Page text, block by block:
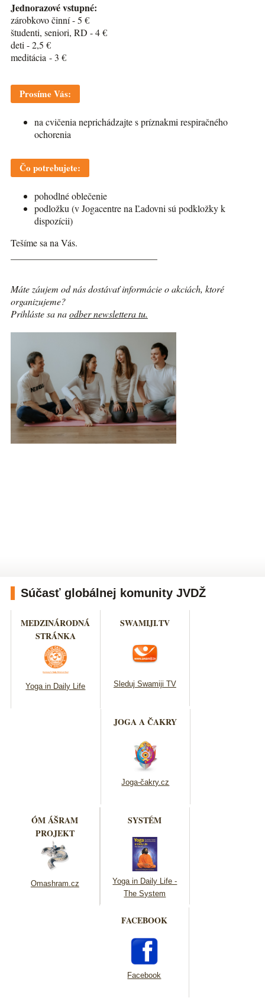
Jednorazové vstupné:
zárobkovo činní - 5 €
študenti, seniori, RD - 4 €
deti - 2,5 €
meditácia - 3 €
Prosíme Vás:
na cvičenia neprichádzajte s príznakmi respiračného
ochorenia
Čo potrebujete:
pohodlné oblečenie
podložku (v Jogacentre na Ľadovni sú podkložky k
dispozícii)
Tešíme sa na Vás.
Máte záujem od nás dostávať informácie o akciách, ktoré
organizujeme?
Prihláste sa naodber newslettera tu.
Súčasť globálnej komunity JVDŽ
MEDZINÁRODNÁ
STRÁNKA
Yoga in Daily Life
SWAMIJI.TV
Sleduj Swamiji TV
JOGA A ČAKRY
Joga-čakry.cz
ÓM ÁŠRAM
PROJEKT
Omashram.cz
SYSTÉM
Yoga in Daily Life -
The System
FACEBOOK
Facebook